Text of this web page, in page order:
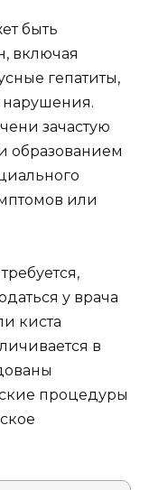
быть
включая
гепатиты,
нарушения.
зачастую
образованием
или
у врача
киста
в
процедуры